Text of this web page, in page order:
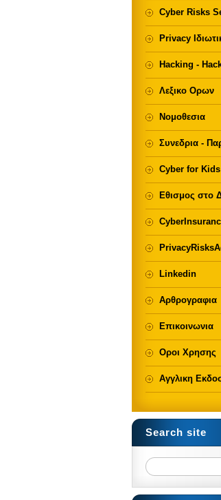
Cyber Risks
Privacy
Hacking -
Λεξικο Ορων
Νομοθεσια
Συνεδρια -
Cyber for Kids
Εθισμος στο
Linkedin
Αρθρογραφια
Επικοινωνια
Οροι Χρησης
Αγγλικη
Search site